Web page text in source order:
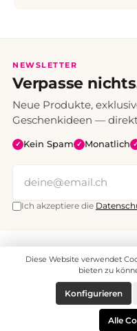
NEWSLETTER
Verpasse
Neue Produkte,
Geschenkideen —
✓ Kein Spam ✓ Monatlich ✓
Ich akzeptiere die
© 2008 - 2026
Diese Website verwendet
bieten zu
Konfigurieren
Alle